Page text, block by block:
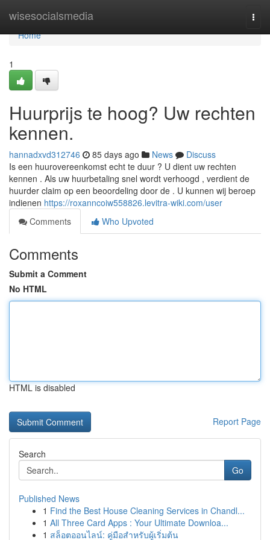
wisesocialsmedia
Home
Home
1
Huurprijs te hoog? Uw rechten
kennen.
hannadxvd312746 85 days ago News
Discuss
Is een huurovereenkomst echt te duur ? U dient uw rechten
kennen . Als uw huurbetaling snel wordt verhoogd , verdient de
huurder claim op een beoordeling door de . U kunnen wij beroep
indienen https://roxanncoiw558826.levitra-wiki.com/user
Comments
Who Upvoted
Comments
Submit a Comment
No HTML
HTML is disabled
Report Page
Search
Go
Published News
1 Find the Best House Cleaning Services in Chandl...
1 All Three Card Apps : Your Ultimate Downloa...
1 สล็อตออนไลน์: คู่มือสำหรับผู้เริ่มต้น